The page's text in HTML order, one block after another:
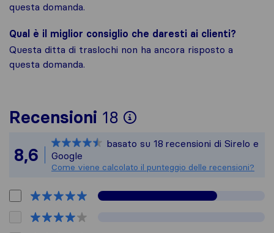
questa domanda.
Qual è il miglior consiglio che daresti ai clienti?
Questa ditta di traslochi non ha ancora risposto a
questa domanda.
Recensioni 18
Per avere un
Tutte le
8,6
basato su 18 recensioni di Sirelo e
Google
Come viene calcolato il punteggio delle recensioni?